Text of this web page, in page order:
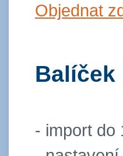
Objednat
Balíček
- import do